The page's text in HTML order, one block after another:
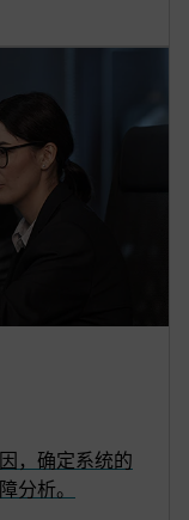
，确定系统的
分析。